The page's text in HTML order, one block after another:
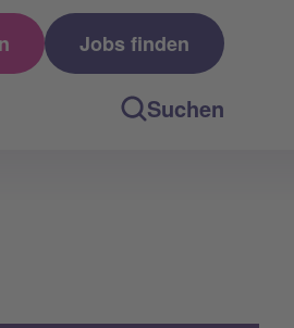
Suchen
Jobs finden